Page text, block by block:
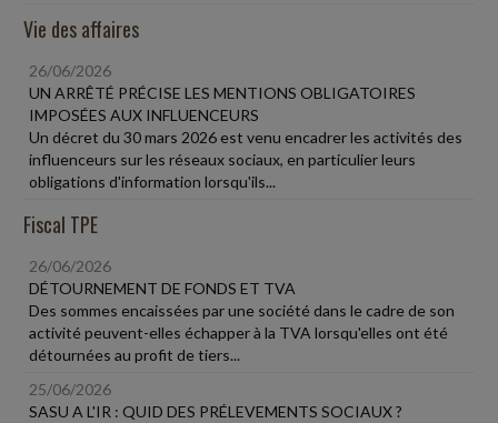
Vie des affaires
26/06/2026
UN ARRÊTÉ PRÉCISE LES MENTIONS OBLIGATOIRES
IMPOSÉES AUX INFLUENCEURS
Un décret du 30 mars 2026 est venu encadrer les activités des
influenceurs sur les réseaux sociaux, en particulier leurs
obligations d'information lorsqu'ils...
Fiscal TPE
26/06/2026
DÉTOURNEMENT DE FONDS ET TVA
Des sommes encaissées par une société dans le cadre de son
activité peuvent-elles échapper à la TVA lorsqu'elles ont été
détournées au profit de tiers...
25/06/2026
SASU A L'IR : QUID DES PRÉLEVEMENTS SOCIAUX ?